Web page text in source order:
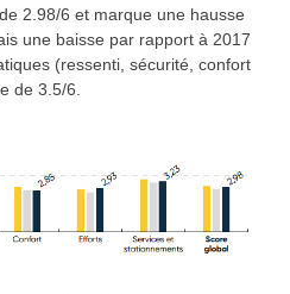
2.98/6 et marque une hausse
une baisse par rapport à 2017
(ressenti, sécurité, confort
de 3.5/6.